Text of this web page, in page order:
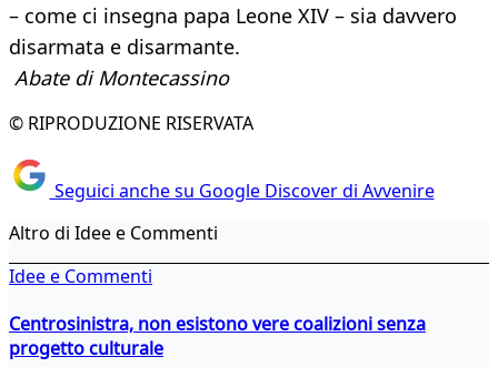
– come ci insegna papa Leone XIV – sia davvero
disarmata e disarmante.
Abate di Montecassino
© RIPRODUZIONE RISERVATA
Seguici anche su Google Discover di Avvenire
Altro di Idee e Commenti
Idee e Commenti
Centrosinistra, non esistono vere coalizioni senza
progetto culturale